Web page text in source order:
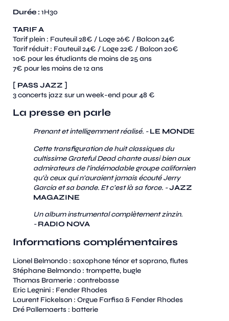
Durée : 1H30
TARIF A
Tarif plein : Fauteuil 28€ / Loge 26€ / Balcon 24€
Tarif réduit : Fauteuil 24€ / Loge 22€ / Balcon 20€
10€ pour les étudiants de moins de 25 ans
7€ pour les moins de 12 ans
[ PASS JAZZ ]
3 concerts jazz sur un week-end pour 48 €
La presse en parle
Prenant et intelligemment réalisé. - LE MONDE
Cette transfiguration de huit classiques du
cultissime Grateful Dead chante aussi bien aux
admirateurs de l’indémodable groupe californien
qu’à ceux qui n’auraient jamais écouté Jerry
Garcia et sa bande. Et c’est là sa force. -JAZZ
MAGAZINE
Un album instrumental complètement zinzin.
- RADIO NOVA
Informations complémentaires
Lionel Belmondo : saxophone ténor et soprano, flutes
Stéphane Belmondo : trompette, bugle
Thomas Bramerie : contrebasse
Eric Legnini : Fender Rhodes
Laurent Fickelson : Orgue Farfisa & Fender Rhodes
Dré Pallemaerts : batterie